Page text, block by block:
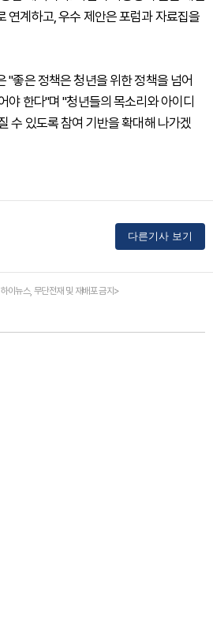
연계하고, 우수 제안은 포럼과 자료집을
"좋은 정책은 청년을 위한 정책을 넘어
야 한다"며 "청년들의 목소리와 아이디
수 있도록 참여 기반을 확대해 나가겠
다른기사 보기
이뉴스, 무단전재 및 재배포 금지>